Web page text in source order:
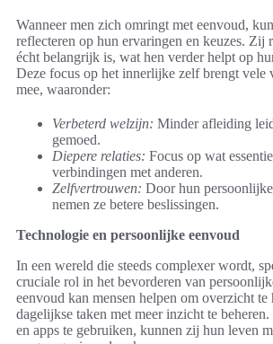
Wanneer men zich omringt met eenvoud,
reflecteren op hun ervaringen en keuzes. Zij
écht belangrijk is, wat hen verder helpt op
Deze focus op het innerlijke zelf brengt vele
mee, waaronder:
Verbeterd welzijn: Minder afleiding
gemoed.
Diepere relaties: Focus op wat
verbindingen met anderen.
Zelfvertrouwen: Door hun
nemen ze betere beslissingen.
Technologie en persoonlijke eenvoud
In een wereld die steeds complexer wordt,
cruciale rol in het bevorderen van
eenvoud kan mensen helpen om overzicht te
dagelijkse taken met meer inzicht te
en apps te gebruiken, kunnen zij hun leven